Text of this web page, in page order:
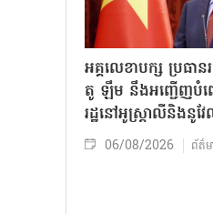
អគ្គលេខាបក្ស ប្រធា
តូ ឡឹម នឹងអញ្ជើញបំព
រដ្ឋនៅអូស្ត្រាលីនិងនូ
06/08/2026 ព័ត៌